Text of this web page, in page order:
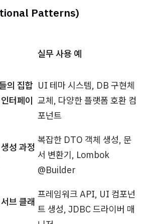
Patterns)
실무 사용 예
의 집합
인터페이
UI 테마 시스템, DB 구현체
교체, 다양한 플랫폼 호환 컴
포넌트
생성 과정
복잡한 DTO 객체 생성, 문
서 변환기, Lombok
@Builder
브 클래
프레임워크 API, UI 컴포넌
트 생성, JDBC 드라이버 매